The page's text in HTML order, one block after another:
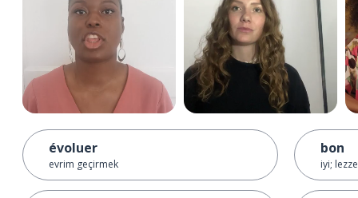
évoluer
evrim geçirmek
bon
iyi;